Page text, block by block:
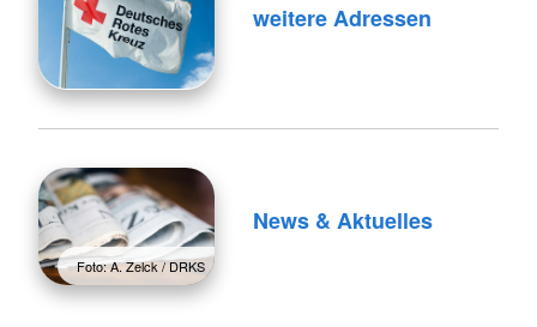
weitere Adressen
Foto: A. Zelck / DRKS
News & Aktuelles